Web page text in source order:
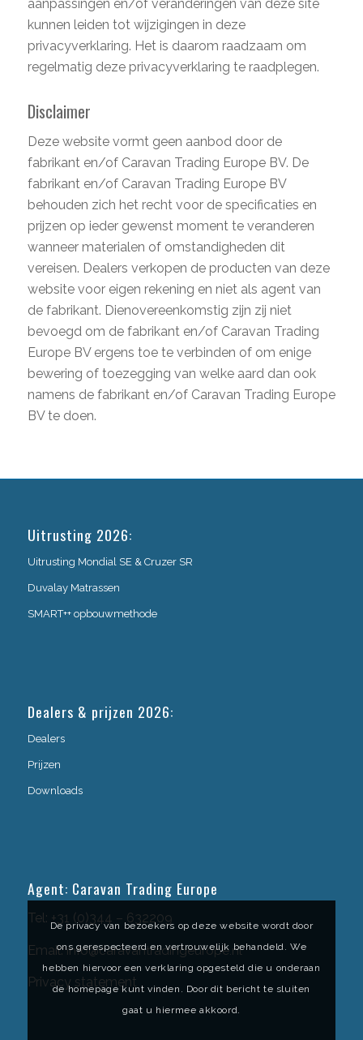
aanpassingen en/of veranderingen van deze site
kunnen leiden tot wijzigingen in deze
privacyverklaring. Het is daarom raadzaam om
regelmatig deze privacyverklaring te raadplegen.
Disclaimer
Deze website vormt geen aanbod door de
fabrikant en/of Caravan Trading Europe BV. De
fabrikant en/of Caravan Trading Europe BV
behouden zich het recht voor de specificaties en
prijzen op ieder gewenst moment te veranderen
wanneer materialen of omstandigheden dit
vereisen. Dealers verkopen de producten van deze
website voor eigen rekening en niet als agent van
de fabrikant. Dienovereenkomstig zijn zij niet
bevoegd om de fabrikant en/of Caravan Trading
Europe BV ergens toe te verbinden of om enige
bewering of toezegging van welke aard dan ook
namens de fabrikant en/of Caravan Trading Europe
BV te doen.
Uitrusting 2026:
Uitrusting Mondial SE & Cruzer SR
Duvalay Matrassen
SMART++ opbouwmethode
Dealers & prijzen 2026:
Dealers
Prijzen
Downloads
Agent: Caravan Trading Europe
Tel: +31 (0)344 – 632209
Email:info@caravantradingeurope.nl
Privacy statement
De privacy van bezoekers op deze website wordt door
ons gerespecteerd en vertrouwelijk behandeld. We
hebben hiervoor een verklaring opgesteld die u onderaan
de homepage kunt vinden. Door dit bericht te sluiten
gaat u hiermee akkoord.